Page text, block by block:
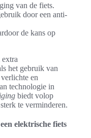
van de fiets.
door een anti-
de kans op
het gebruik van
en
technologie in
biedt volop
te verminderen.
elektrische fiets